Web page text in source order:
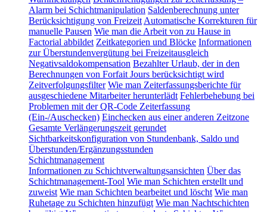
Alarm bei Schichtmanipulation Saldenberechnung unter
Berücksichtigung von Freizeit Automatische Korrekturen für
manuelle Pausen Wie man die Arbeit von zu Hause in
Factorial abbildet Zeitkategorien und Blöcke Informationen
zur Überstundenvergütung bei Freizeitausgleich
Negativsaldokompensation Bezahlter Urlaub, der in den
Berechnungen von Forfait Jours berücksichtigt wird
Zeitverfolgungsfilter Wie man Zeiterfassungsberichte für
ausgeschiedene Mitarbeiter herunterlädt Fehlerbehebung bei
Problemen mit der QR-Code Zeiterfassung
(Ein-/Auschecken) Einchecken aus einer anderen Zeitzone
Gesamte Verlängerungszeit gerundet
Sichtbarkeitskonfiguration von Stundenbank, Saldo und
Überstunden/Ergänzungsstunden
Schichtmanagement
Informationen zu Schichtverwaltungsansichten Über das
Schichtmanagement-Tool Wie man Schichten erstellt und
zuweist Wie man Schichten bearbeitet und löscht Wie man
Ruhetage zu Schichten hinzufügt Wie man Nachtschichten